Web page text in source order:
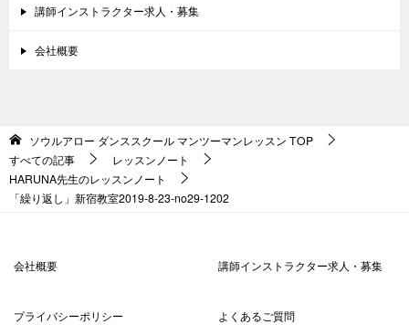
講師インストラクター求人・募集
会社概要
ソウルアロー ダンススクール マンツーマンレッスン TOP
すべての記事
レッスンノート
HARUNA先生のレッスンノート
「繰り返し」新宿教室2019-8-23-no29-1202
会社概要 講師インストラクター求人・募集
プライバシーポリシー よくあるご質問